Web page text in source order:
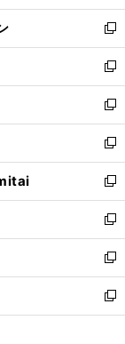
開
く
ウ
で
開
く
ン
ド
ウ
で
開
く
ウ
ィ
ン
ド
ウ
で
開
く
新
し
い
ウ
ィ
ン
ド
ウ
で
開
く
新
し
い
ウ
ィ
ン
ド
ウ
で
開
く
新
し
い
ウ
ィ
ン
ド
ウ
で
開
く
新
し
い
ウ
ィ
ン
ド
ウ
で
開
新
し
い
ウ
ィ
ン
ド
ウ
新
し
い
ウ
ィ
ン
新
し
い
ウ
新
し